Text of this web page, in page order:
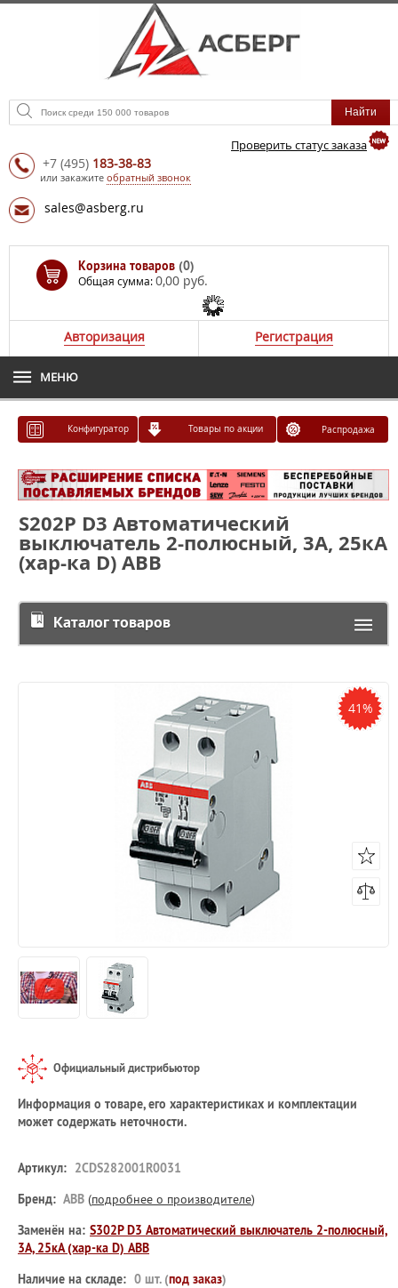
Проверить статус заказа
+7 (495) 183-38-83
или закажите обратный звонок
sales@asberg.ru
Корзина товаров (0)
Общая сумма:0,00 руб.
Авторизация Регистрация
МЕНЮ
Конфигуратор Товары по акции Распродажа
S202P D3 Автоматический
выключатель 2-полюсный, 3А, 25кА
(хар-ка D) ABB
Каталог товаров
41%
Официальный дистрибьютор
Информация о товаре, его характеристиках и комплектации
может содержать неточности.
Артикул: 2CDS282001R0031
Бренд: ABB (подробнее о производителе)
Заменён на: S302P D3 Автоматический выключатель 2-полюсный,
3А, 25кА (хар-ка D) ABB
Наличие на складе: 0 шт. (под заказ)